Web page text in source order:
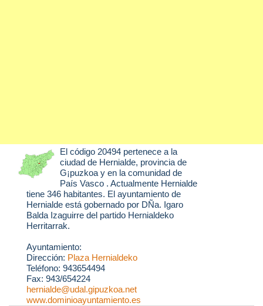
El código 20494 pertenece a la
ciudad de Hernialde, provincia de
G¡puzkoa y en la comunidad de
País Vasco . Actualmente Hernialde
tiene 346 habitantes. El ayuntamiento de
Hernialde está gobernado por DÑa. Igaro
Balda Izaguirre del partido Hernialdeko
Herritarrak.
Ayuntamiento:
Dirección: Plaza Hernialdeko
Teléfono: 943654494
Fax: 943/654224
hernialde@udal.gipuzkoa.net
www.dominioayuntamiento.es